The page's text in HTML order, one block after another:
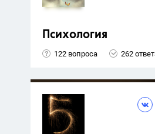
Психология
122 вопроса 262